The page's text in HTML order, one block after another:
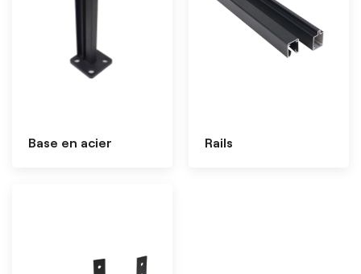
Base en acier Rails